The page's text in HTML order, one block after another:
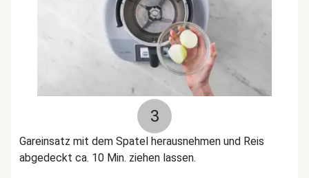
3
Gareinsatz mit dem Spatel herausnehmen und Reis
abgedeckt ca. 10 Min. ziehen lassen.